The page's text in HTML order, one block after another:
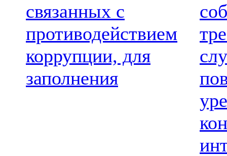
связанных с
противодействием
коррупции, для
заполнения